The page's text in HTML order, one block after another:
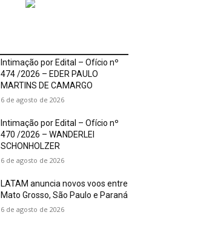
Intimação por Edital – Ofício nº
474 /2026 – EDER PAULO
MARTINS DE CAMARGO
6 de agosto de 2026
Intimação por Edital – Ofício nº
470 /2026 – WANDERLEI
SCHONHOLZER
6 de agosto de 2026
LATAM anuncia novos voos entre
Mato Grosso, São Paulo e Paraná
6 de agosto de 2026